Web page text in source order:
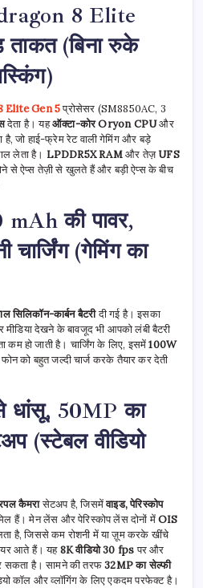
8 Elite
(बिना रुके
Elite Gen 5प्रोसेसर (SM8850AC, 3
देता है। यहऑक्टा-कोर Oryon CPUऔर
जो हाई-फ्रेम रेट वाली गेमिंग और बड़े
लेता है। LPDDR5X RAMऔर तेज़UFS
से ऐप्स तेज़ी से खुलते हैं और बड़ी ऐप्स के बीच
mAh की पावर,
(गेमिंग का
सिलिकॉन-कार्बन बैटरीदी गई है। इसका
देखने के बावजूद भी आपको लंबी बैटरी
कम हो जाती है। चार्जिंग के लिए, इसमें100W
को बहुत जल्दी चार्ज करके तैयार कर देती
धांसू, 50MP का
(स्टेबल वीडियो
कैमरासेटअप है, जिसमेंवाइड, पेरिस्कोप
हैं। मेन लेंस और पेरिस्कोप लेंस दोनों मेंOIS
है, जिससे कम रोशनी में या ज़ूम करके खींचे
आते हैं। यह8K वीडियो 30 fpsपर और
सकता है। सामने की तरफ32MP का सेल्फी
कॉल और व्लॉगिंग के लिए एकदम परफेक्ट है।